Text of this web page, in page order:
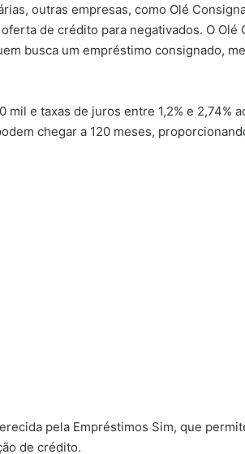
outras empresas, como Olé
de crédito para negativados. O Olé
busca um empréstimo consignado,
mil e taxas de juros entre 1,2% e 2,74%
chegar a 120 meses,
pela Empréstimos Sim, que
de crédito.